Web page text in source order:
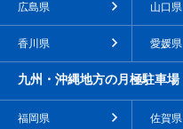
広島県 山口県
香川県 愛媛県
九州・沖縄地方の月極駐車場
福岡県 佐賀県